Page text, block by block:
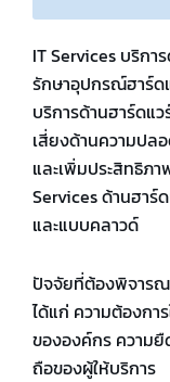
IT Services บริกา
รักษาอุปกรณ์ฮาร์ด
บริการด้านฮาร์ดแ
เสี่ยงด้านความปล
และเพิ่มประสิทธิภ
Services ด้านฮาร์
และแบบคลาวด์
ปัจจัยที่ต้องพิจารณ
ได้แก่ ความต้องกา
ขององค์กร ความยื
ถือของผู้ให้บริการ